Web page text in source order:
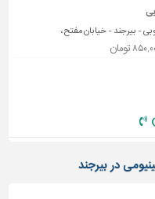
- بیرجند - خیابان مفتح،
در بیرجند